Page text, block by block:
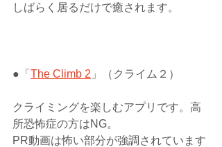
しばらく居るだけで癒されます。
●「 The Climb 2 」（クライム２）
クライミングを楽しむアプリです。高
所恐怖症の方はNG。
PR動画は怖い部分が強調されています